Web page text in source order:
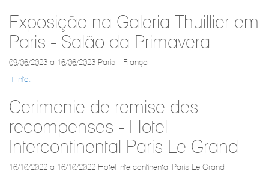
Exposição na Galeria Thuillier em
Paris - Salão da Primavera
09/06/2023 a 16/06/2023 Paris - França
+Info.
Cerimonie de remise des
recompenses - Hotel
Intercontinental Paris Le Grand
16/10/2022 a 16/10/2022 Hotel Intercontinental Paris Le Grand